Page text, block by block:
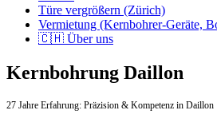
Türe vergrößern (Zürich)
Vermietung (Kernbohrer-Geräte,
🇨🇭 Über uns
Kernbohrung Daillon
27 Jahre Erfahrung: Präzision & Kompetenz in Daillon